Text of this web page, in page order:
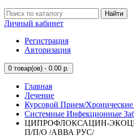
Найти
Личный кабинет
Регистрация
Авторизация
0 товар(ов) - 0.00 р.
Главная
Лечение
Курсовой Прием/Хронические
Системные Инфекционные
ЦИПРОФЛОКСАЦИН-
П/П/О /АВВА РУС/